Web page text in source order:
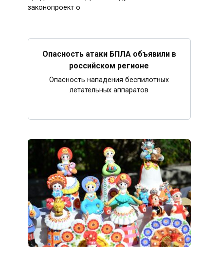
законопроект о
Опасность атаки БПЛА объявили в
российском регионе
Опасность нападения беспилотных
летательных аппаратов